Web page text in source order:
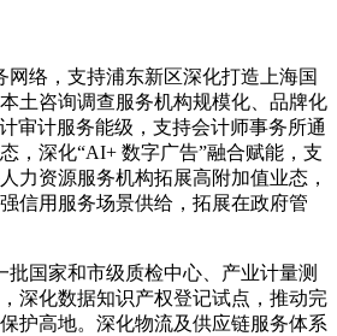
络，支持浦东新区深化打造上海国
土咨询调查服务机构规模化、品牌化
审计服务能级，支持会计师事务所通
，深化“AI+ 数字广告”融合赋能，支
力资源服务机构拓展高附加值业态，
信用服务场景供给，拓展在政府管
国家和市级质检中心、产业计量测
深化数据知识产权登记试点，推动完
护高地。深化物流及供应链服务体系